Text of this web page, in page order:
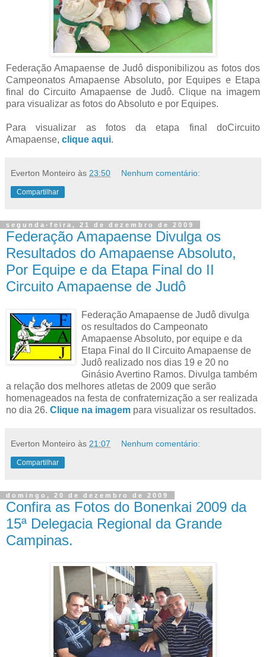
Federação Amapaense de Judô disponibilizou as fotos dos
Campeonatos Amapaense Absoluto, por Equipes e Etapa
final do Circuito Amapaense de Judô. Clique na imagem
para visualizar as fotos do Absoluto e por Equipes.
Para visualizar as fotos da etapa final doCircuito
Amapaense, clique aqui.
Everton Monteiro às 23:50 Nenhum comentário:
Compartilhar
segunda-feira, 21 de dezembro de 2009
Federação Amapaense Divulga os
Resultados do Amapaense Absoluto,
Por Equipe e da Etapa Final do II
Circuito Amapaense de Judô
Federação Amapaense de Judô divulga
os resultados do Campeonato
Amapaense Absoluto, por equipe e da
Etapa Final do II Circuito Amapaense de
Judô realizado nos dias 19 e 20 no
Ginásio Avertino Ramos. Divulga também
a relação dos melhores atletas de 2009 que serão
homenageados na festa de confraternização a ser realizada
no dia 26. Clique na imagem para visualizar os resultados.
Everton Monteiro às 21:07 Nenhum comentário:
Compartilhar
domingo, 20 de dezembro de 2009
Confira as Fotos do Bonenkai 2009 da
15ª Delegacia Regional da Grande
Campinas.